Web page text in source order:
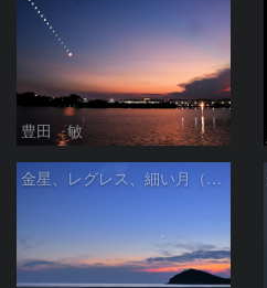
豊田 敏
金星、レグレス、細い月（７月１６日）